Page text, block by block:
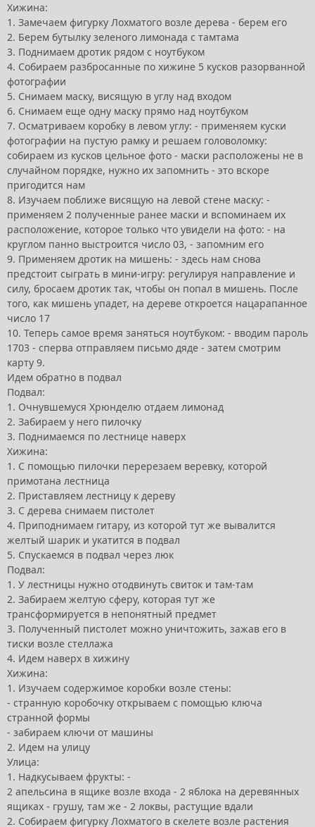
Хижина:
1. Замечаем фигурку Лохматого возле дерева - берем его
2. Берем бутылку зеленого лимонада с тамтама
3. Поднимаем дротик рядом с ноутбуком
4. Собираем разбросанные по хижине 5 кусков разорванной
фотографии
5. Снимаем маску, висящую в углу над входом
6. Снимаем еще одну маску прямо над ноутбуком
7. Осматриваем коробку в левом углу: - применяем куски
фотографии на пустую рамку и решаем головоломку:
собираем из кусков цельное фото - маски расположены не в
случайном порядке, нужно их запомнить - это вскоре
пригодится нам
8. Изучаем поближе висящую на левой стене маску: -
применяем 2 полученные ранее маски и вспоминаем их
расположение, которое только что увидели на фото: - на
круглом панно выстроится число 03, - запомним его
9. Применяем дротик на мишень: - здесь нам снова
предстоит сыграть в мини-игру: регулируя направление и
силу, бросаем дротик так, чтобы он попал в мишень. После
того, как мишень упадет, на дереве откроется нацарапанное
число 17
10. Теперь самое время заняться ноутбуком: - вводим пароль
1703 - сперва отправляем письмо дяде - затем смотрим
карту 9.
Идем обратно в подвал
Подвал:
1. Очнувшемуся Хрюнделю отдаем лимонад
2. Забираем у него пилочку
3. Поднимаемся по лестнице наверх
Хижина:
1. С помощью пилочки перерезаем веревку, которой
примотана лестница
2. Приставляем лестницу к дереву
3. С дерева снимаем пистолет
4. Приподнимаем гитару, из которой тут же вывалится
желтый шарик и укатится в подвал
5. Спускаемся в подвал через люк
Подвал:
1. У лестницы нужно отодвинуть свиток и там-там
2. Забираем желтую сферу, которая тут же
трансформируется в непонятный предмет
3. Полученный пистолет можно уничтожить, зажав его в
тиски возле стеллажа
4. Идем наверх в хижину
Хижина:
1. Изучаем содержимое коробки возле стены:
- странную коробочку открываем с помощью ключа
странной формы
- забираем ключи от машины
2. Идем на улицу
Улица:
1. Надкусываем фрукты: -
2 апельсина в ящике возле входа - 2 яблока на деревянных
ящиках - грушу, там же - 2 локвы, растущие вдали
2. Собираем фигурку Лохматого в скелете возле растения